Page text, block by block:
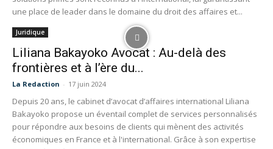
une place de leader dans le domaine du droit des affaires et...
Juridique
Liliana Bakayoko Avocat : Au-delà des
frontières et à l’ère du...
La Redaction - 17 juin 2024
Depuis 20 ans, le cabinet d’avocat d’affaires international Liliana
Bakayoko propose un éventail complet de services personnalisés
pour répondre aux besoins de clients qui mènent des activités
économiques en France et à l'international. Grâce à son expertise